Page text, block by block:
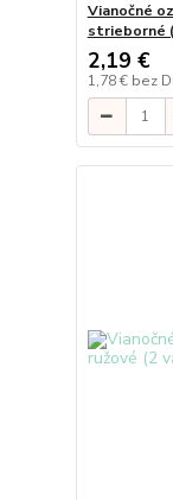
Vianočné
strieborné
2,19 €
1,78 € bez